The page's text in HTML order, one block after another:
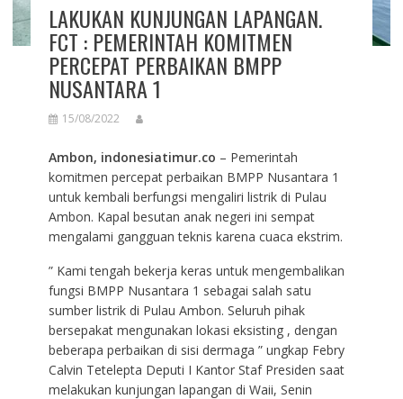
LAKUKAN KUNJUNGAN LAPANGAN.
FCT : PEMERINTAH KOMITMEN
PERCEPAT PERBAIKAN BMPP
NUSANTARA 1
15/08/2022
Ambon, indonesiatimur.co – Pemerintah
komitmen percepat perbaikan BMPP Nusantara 1
untuk kembali berfungsi mengaliri listrik di Pulau
Ambon. Kapal besutan anak negeri ini sempat
mengalami gangguan teknis karena cuaca ekstrim.
” Kami tengah bekerja keras untuk mengembalikan
fungsi BMPP Nusantara 1 sebagai salah satu
sumber listrik di Pulau Ambon. Seluruh pihak
bersepakat mengunakan lokasi eksisting , dengan
beberapa perbaikan di sisi dermaga ” ungkap Febry
Calvin Tetelepta Deputi I Kantor Staf Presiden saat
melakukan kunjungan lapangan di Waii, Senin